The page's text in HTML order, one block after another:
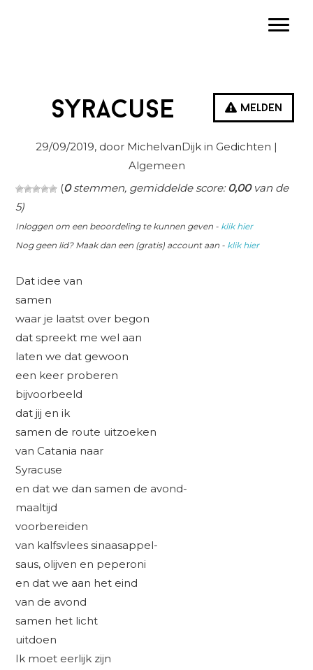
Melden
Syracuse
29/09/2019, door MichelvanDijk in Gedichten |
Algemeen
(0stemmen, gemiddelde score:0,00van de
5)
Inloggen om een beoordeling te kunnen geven - klik hier
Nog geen lid? Maak dan een (gratis) account aan - klik hier
Dat idee van
samen
waar je laatst over begon
dat spreekt me wel aan
laten we dat gewoon
een keer proberen
bijvoorbeeld
dat jij en ik
samen de route uitzoeken
van Catania naar
Syracuse
en dat we dan samen de avond-
maaltijd
voorbereiden
van kalfsvlees sinaasappel-
saus, olijven en peperoni
en dat we aan het eind
van de avond
samen het licht
uitdoen
Ik moet eerlijk zijn